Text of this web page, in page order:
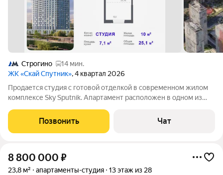
Строгино
14 мин.
ЖК «Скай Спутник», 4 квартал 2026
Продается студия с готовой отделкой в современном жилом
комплексе Sky Sputnik. Апартамент расположен в одном из
с удобным доступом к прогулочной зоне. Преимущества
Позвонить Чат
8 800 000 ₽
23,8 м² апартаменты-студия 13 этаж из 28